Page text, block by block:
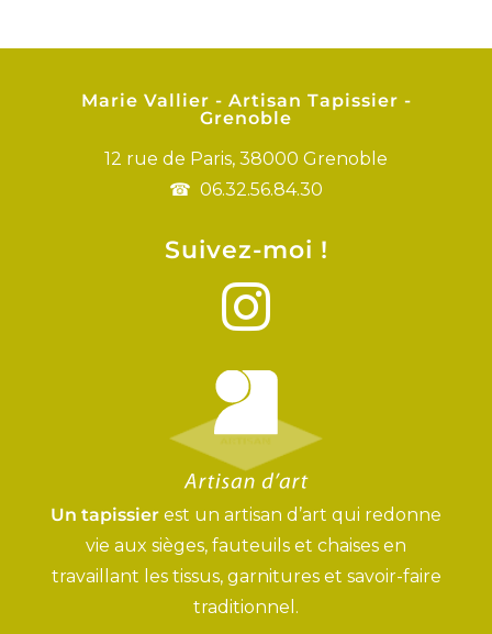
Marie Vallier - Artisan Tapissier -
Grenoble
12 rue de Paris, 38000 Grenoble
06.32.56.84.30
Suivez-moi !
Un tapissier est un artisan d’art qui redonne
vie aux sièges, fauteuils et chaises en
travaillant les tissus, garnitures et savoir-faire
traditionnel.